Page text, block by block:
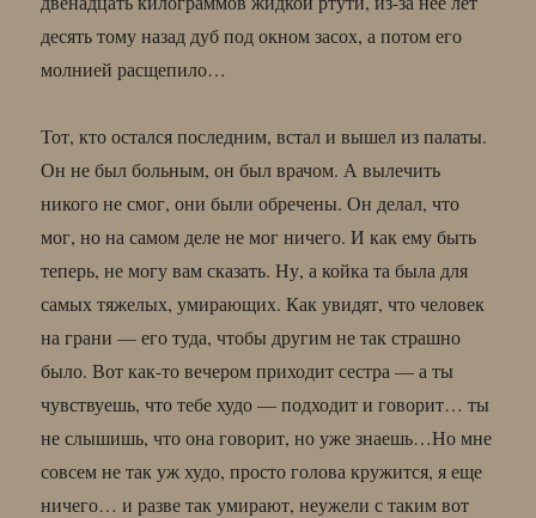
десять тому назад дуб под окном засох, а потом его
молнией расщепило…
Тот, кто остался последним, встал и вышел из палаты.
Он не был больным, он был врачом. А вылечить
никого не смог, они были обречены. Он делал, что
мог, но на самом деле не мог ничего. И как ему быть
теперь, не могу вам сказать. Ну, а койка та была для
самых тяжелых, умирающих. Как увидят, что человек
на грани — его туда, чтобы другим не так страшно
было. Вот как-то вечером приходит сестра — а ты
чувствуешь, что тебе худо — подходит и говорит… ты
не слышишь, что она говорит, но уже знаешь…Но мне
совсем не так уж худо, просто голова кружится, я еще
ничего… и разве так умирают, неужели с таким вот